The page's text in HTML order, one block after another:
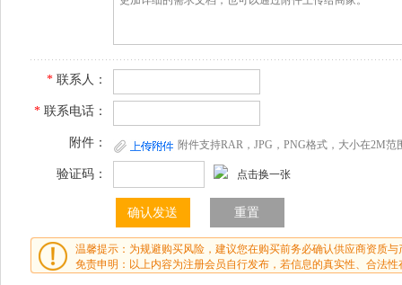
* 联系人：
* 联系电话：
附件： 附件支持RAR，JPG，PNG格式，大小在2M范
验证码： 点击换一张
温馨提示：为规避购买风险，建议您在购买前务必确认供应商资质与
免责申明：以上内容为注册会员自行发布，若信息的真实性、合法性